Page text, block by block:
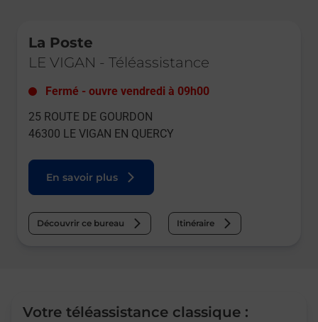
La Poste
LE VIGAN - Téléassistance
Fermé - ouvre vendredi à 09h00
25 ROUTE DE GOURDON
46300 LE VIGAN EN QUERCY
En savoir plus
Découvrir ce bureau Itinéraire
Votre téléassistance classique :